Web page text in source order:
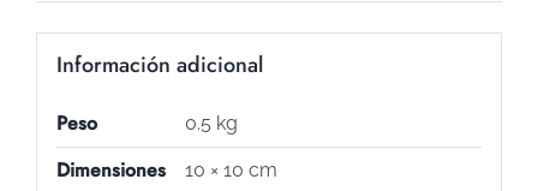
Información adicional
Peso 0.5 kg
Dimensiones 10 × 10 cm